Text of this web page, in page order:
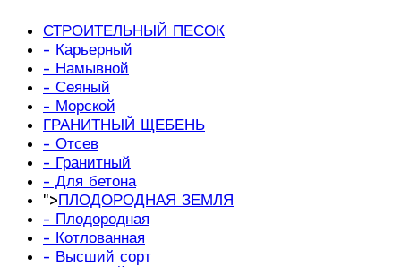
СТРОИТЕЛЬНЫЙ ПЕСОК
- Карьерный
- Намывной
- Сеяный
- Морской
ГРАНИТНЫЙ ЩЕБЕНЬ
- Отсев
- Гранитный
- Для бетона
">ПЛОДОРОДНАЯ ЗЕМЛЯ
- Плодородная
- Котлованная
- Высший сорт